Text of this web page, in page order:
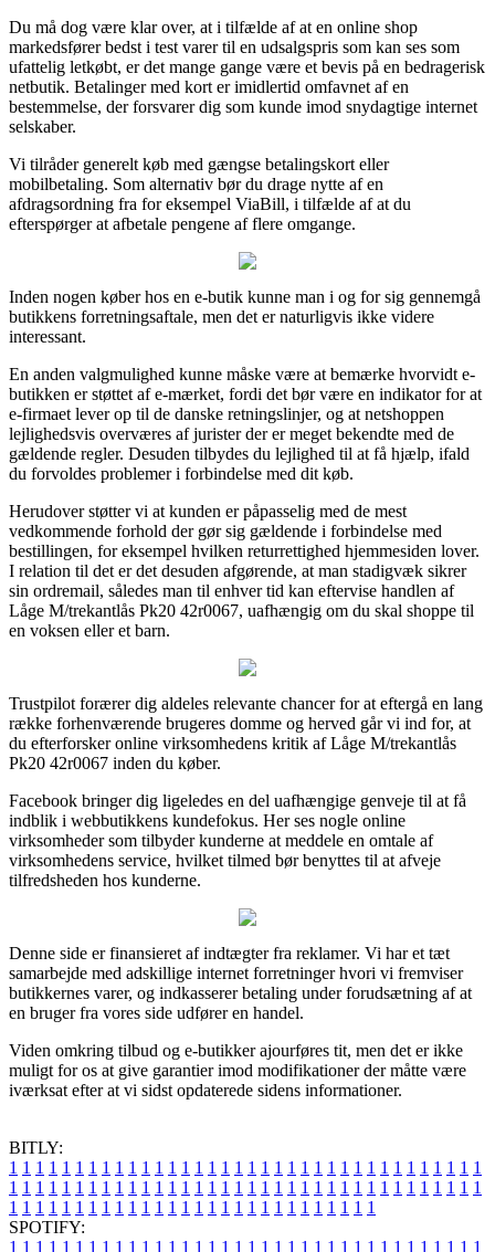
Du må dog være klar over, at i tilfælde af at en online shop
markedsfører bedst i test varer til en udsalgspris som kan ses som
ufattelig letkøbt, er det mange gange være et bevis på en bedragerisk
netbutik. Betalinger med kort er imidlertid omfavnet af en
bestemmelse, der forsvarer dig som kunde imod snydagtige internet
selskaber.
Vi tilråder generelt køb med gængse betalingskort eller
mobilbetaling. Som alternativ bør du drage nytte af en
afdragsordning fra for eksempel ViaBill, i tilfælde af at du
efterspørger at afbetale pengene af flere omgange.
Inden nogen køber hos en e-butik kunne man i og for sig gennemgå
butikkens forretningsaftale, men det er naturligvis ikke videre
interessant.
En anden valgmulighed kunne måske være at bemærke hvorvidt e-
butikken er støttet af e-mærket, fordi det bør være en indikator for at
e-firmaet lever op til de danske retningslinjer, og at netshoppen
lejlighedsvis overværes af jurister der er meget bekendte med de
gældende regler. Desuden tilbydes du lejlighed til at få hjælp, ifald
du forvoldes problemer i forbindelse med dit køb.
Herudover støtter vi at kunden er påpasselig med de mest
vedkommende forhold der gør sig gældende i forbindelse med
bestillingen, for eksempel hvilken returrettighed hjemmesiden lover.
I relation til det er det desuden afgørende, at man stadigvæk sikrer
sin ordremail, således man til enhver tid kan eftervise handlen af
Låge M/trekantlås Pk20 42r0067, uafhængig om du skal shoppe til
en voksen eller et barn.
Trustpilot forærer dig aldeles relevante chancer for at eftergå en lang
række forhenværende brugeres domme og herved går vi ind for, at
du efterforsker online virksomhedens kritik af Låge M/trekantlås
Pk20 42r0067 inden du køber.
Facebook bringer dig ligeledes en del uafhængige genveje til at få
indblik i webbutikkens kundefokus. Her ses nogle online
virksomheder som tilbyder kunderne at meddele en omtale af
virksomhedens service, hvilket tilmed bør benyttes til at afveje
tilfredsheden hos kunderne.
Denne side er finansieret af indtægter fra reklamer. Vi har et tæt
samarbejde med adskillige internet forretninger hvori vi fremviser
butikkernes varer, og indkasserer betaling under forudsætning af at
en bruger fra vores side udfører en handel.
Viden omkring tilbud og e-butikker ajourføres tit, men det er ikke
muligt for os at give garantier imod modifikationer der måtte være
iværksat efter at vi sidst opdaterede sidens informationer.
BITLY:
1 1 1 1 1 1 1 1 1 1 1 1 1 1 1 1 1 1 1 1 1 1 1 1 1 1 1 1 1 1 1 1 1 1 1 1
1 1 1 1 1 1 1 1 1 1 1 1 1 1 1 1 1 1 1 1 1 1 1 1 1 1 1 1 1 1 1 1 1 1 1 1
1 1 1 1 1 1 1 1 1 1 1 1 1 1 1 1 1 1 1 1 1 1 1 1 1 1 1 1
SPOTIFY:
1 1 1 1 1 1 1 1 1 1 1 1 1 1 1 1 1 1 1 1 1 1 1 1 1 1 1 1 1 1 1 1 1 1 1 1